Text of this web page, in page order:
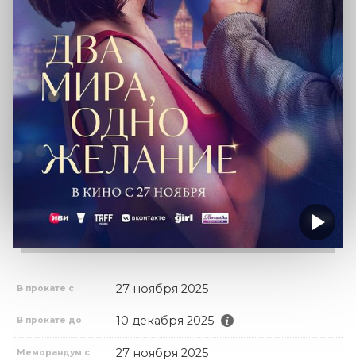
В прокате с 27 ноября 2025
В прокате до 10 декабря 2025
Меморандум с 27 ноября 2025